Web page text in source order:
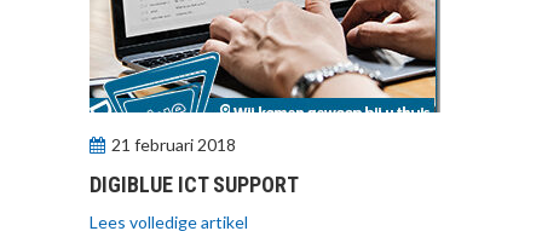
21 februari 2018
DIGIBLUE ICT SUPPORT
Lees volledige artikel